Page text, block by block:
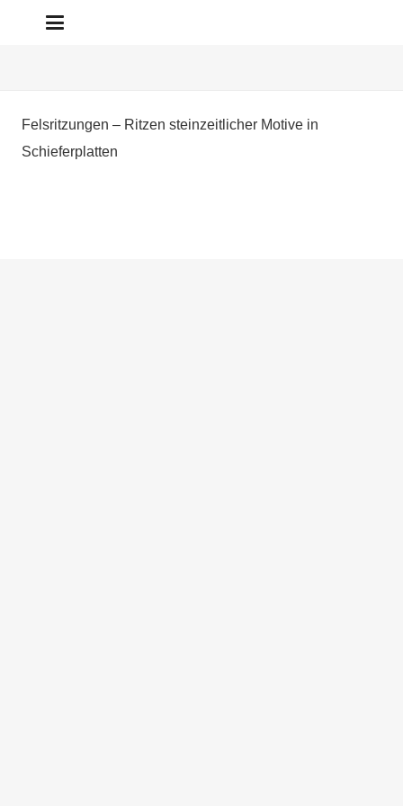
Felsritzungen – Ritzen steinzeitlicher Motive in
Schieferplatten